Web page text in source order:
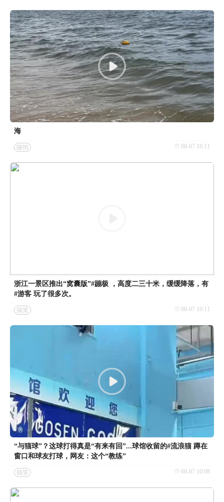
海
随拍 08-07 10:11
浙江一景区推出“窝囊版”#蹦极 ，高度二三十米，缓缓降落，有
#游客 玩了很多次。
搞笑 08-07 10:11
“与猫球”？这球打得真是“有来有回”...球馆收留的#流浪猫 蹲在
窗口和球友打球，网友：这个“教练”
搞笑 08-07 10:08